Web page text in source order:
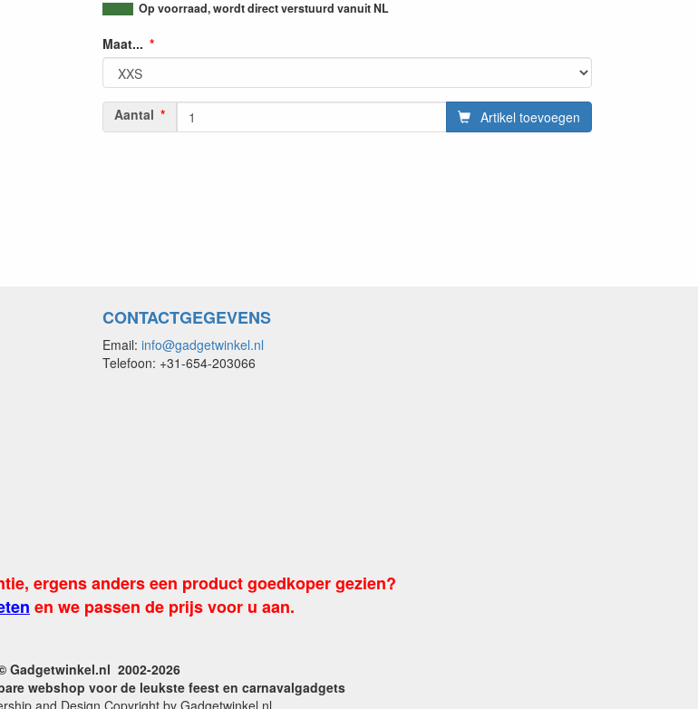
Op voorraad, wordt direct verstuurd vanuit NL
Maat...
Aantal Artikel toevoegen
CONTACTGEGEVENS
Email: info@gadgetwinkel.nl
Telefoon: +31-654-203066
ergens anders een product goedkoper gezien?
en we passen de prijs voor u aan.
Gadgetwinkel.nl 2002-2026
webshop voor de leukste feest en carnavalgadgets
and Design Copyright by Gadgetwinkel.nl.